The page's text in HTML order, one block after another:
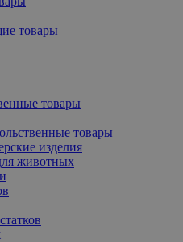
товары
товары
товары
изделия
животных